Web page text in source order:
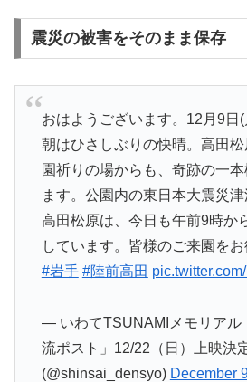
震災の被害をそのまま保存
おはようございます。12月9日
朝はひさしぶりの快晴。高田
園祈りの場からも、奇跡の一
ます。公園内の東日本大震災
高田松原は、今日も午前9時か
しています。皆様のご来園をお
#岩手 #陸前高田
— いわてTSUNAMIメモリアル
流ポスト」12/22（日）上映決
(@shinsai_densyo) December